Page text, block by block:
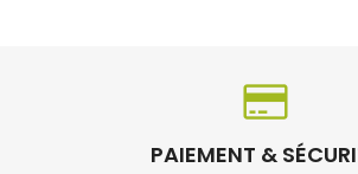
PAIEMENT &